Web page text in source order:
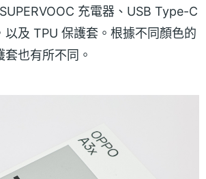
充電器、USB Type-C
以及 TPU 保護套。根據不同顏色的
也有所不同。